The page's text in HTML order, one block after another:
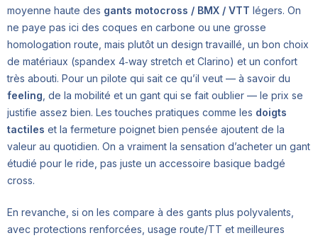
moyenne haute des gants motocross / BMX / VTT légers. On
ne paye pas ici des coques en carbone ou une grosse
homologation route, mais plutôt un design travaillé, un bon choix
de matériaux (spandex 4‑way stretch et Clarino) et un confort
très abouti. Pour un pilote qui sait ce qu’il veut — à savoir du
feeling , de la mobilité et un gant qui se fait oublier — le prix se
justifie assez bien. Les touches pratiques comme les doigts
tactiles et la fermeture poignet bien pensée ajoutent de la
valeur au quotidien. On a vraiment la sensation d’acheter un gant
étudié pour le ride, pas juste un accessoire basique badgé
cross.
En revanche, si on les compare à des gants plus polyvalents,
avec protections renforcées, usage route/TT et meilleures